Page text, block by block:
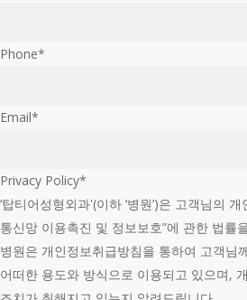
Phone*
Email*
Privacy Policy*
‘탑티어성형외과'(이하 ‘병원’)은 고객님의
통신망 이용촉진 및 정보보호”에 관한 법률
병원은 개인정보취급방침을 통하여 고객님
어떠한 용도와 방식으로 이용되고 있으며,